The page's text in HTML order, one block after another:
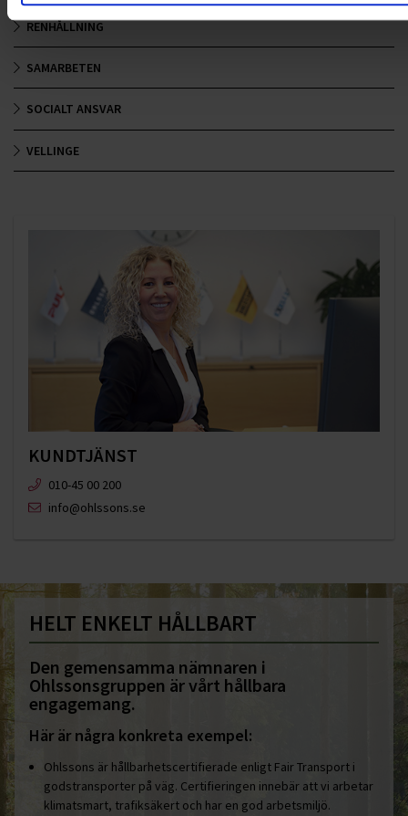
RENHÅLLNING
SAMARBETEN
SOCIALT ANSVAR
VELLINGE
KUNDTJÄNST
010-45 00 200​
info@ohlssons.se
HELT ENKELT HÅLLBART
Den gemensamma nämnaren i
Ohlssonsgruppen är vårt hållbara
engagemang.
Här är några konkreta exempel:
Ohlssons är hållbarhetscertifierade enligt Fair Transport i
godstransporter på väg. Certifieringen innebär att vi arbetar
klimatsmart, trafiksäkert och har en god arbetsmiljö.